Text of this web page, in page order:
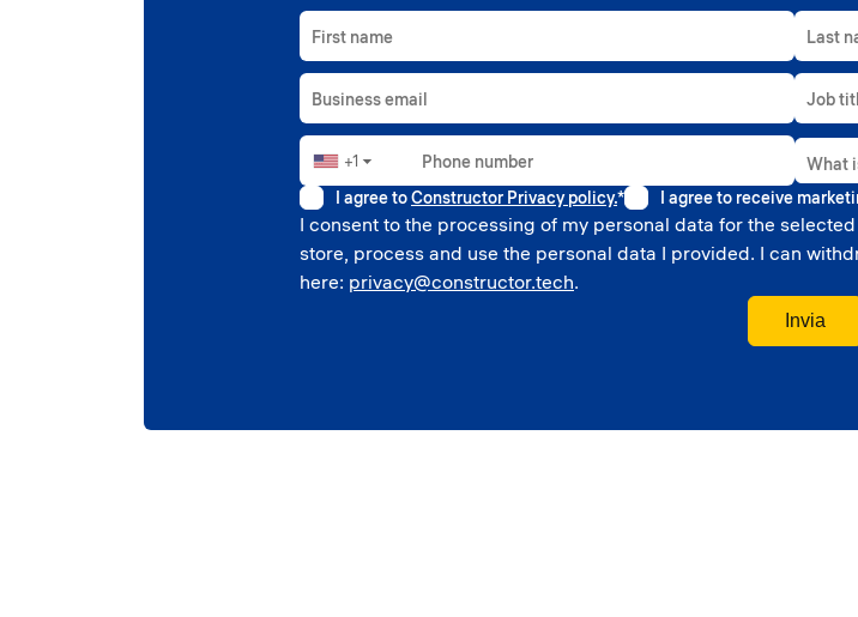
First name Last
Business email Job
Phone number
+1 ▼ What
School
I agree toConstructor Privacy policy.* I agree to receive
I consent to the processing of my personal data for the
store, process and use the personal data I provided. I can
here: privacy@constructor.tech.